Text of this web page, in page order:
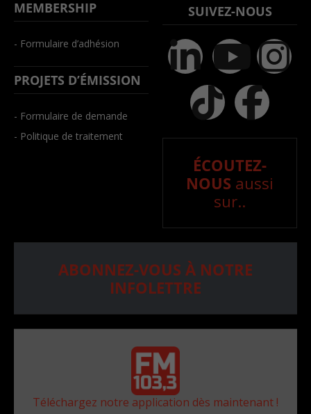
MEMBERSHIP
- Formulaire d’adhésion
PROJETS D’ÉMISSION
- Formulaire de demande
- Politique de traitement
SUIVEZ-NOUS
ÉCOUTEZ-
NOUS aussi
sur..
ABONNEZ-VOUS À NOTRE
INFOLETTRE
Téléchargez notre application dès maintenant !